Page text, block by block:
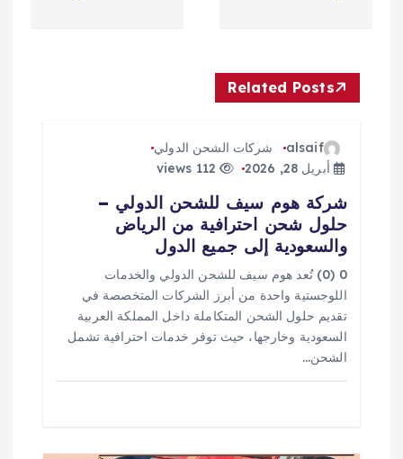
ت
Related Posts
alsaif
شركات الشحن الدولي
أبريل 28, 2026
112 views
شركة هوم سيف للشحن الدولي –
حلول شحن احترافية من الرياض
والسعودية إلى جميع الدول
0 (0) تُعد هوم سيف للشحن الدولي والخدمات
اللوجستية واحدة من أبرز الشركات المتخصصة في
تقديم حلول الشحن المتكاملة داخل المملكة العربية
السعودية وخارجها، حيث توفر خدمات احترافية تشمل
الشحن…